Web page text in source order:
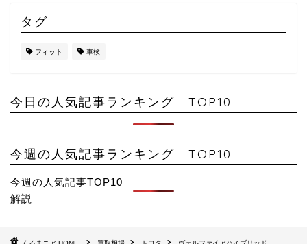
タグ
フィット 車検
今日の人気記事ランキング TOP10
今週の人気記事ランキング TOP10
今週の人気記事TOP10
解説